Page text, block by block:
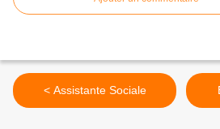
< Assistante Sociale